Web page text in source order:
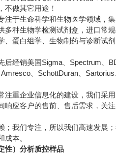
不做其它用途！
注于生命科学和生物医学领域，
多种生物学检测试剂盒，进口常
、蛋白组学、生物制药与诊断试剂
后经销美国Sigma、Spectrum、
、SchottDuran、
注重企业信息化的建设，我们采
响应客户的售前、售后需求，关
；我们专注，所以我们高速发展
成本。
性）分析质控样品